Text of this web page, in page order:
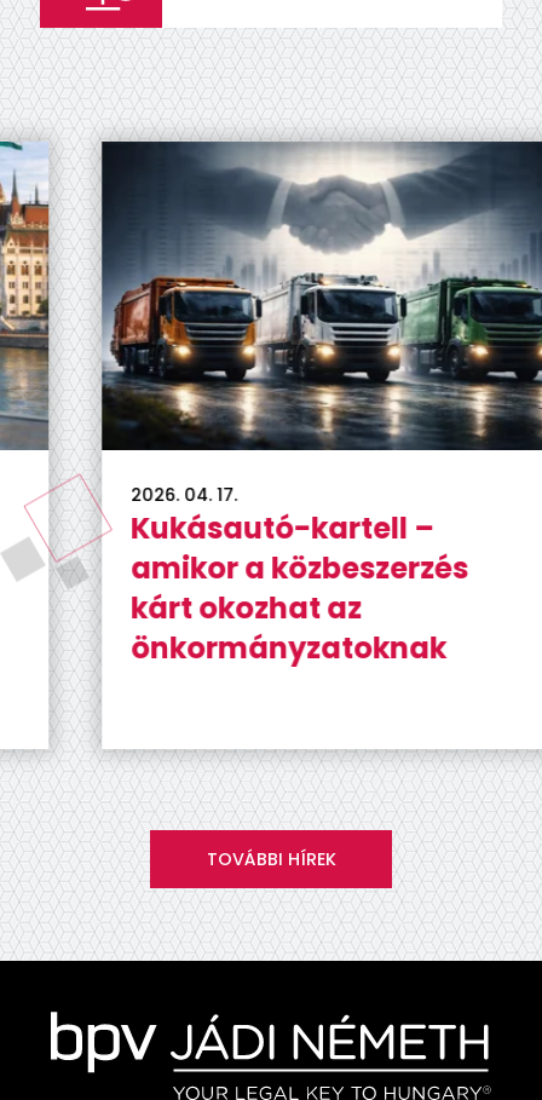
2026. 04. 17.
Kukásautó-kartell –
amikor a közbeszerzés
kárt okozhat az
önkormányzatoknak
TOVÁBBI HÍREK